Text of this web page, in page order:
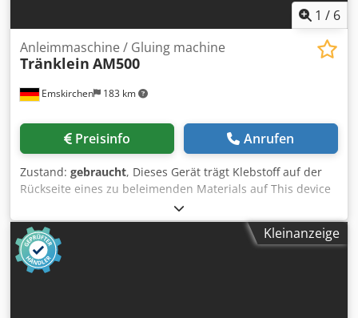
1 / 6
Emskirchen 183 km
Anleimmaschine / Gluing machine
Tränklein AM500
Preisinfo Anrufen
Zustand: gebraucht, Dieses Gerät trägt Klebstoff auf der
Rückseite eines zu beleimenden Materials auf This device
will carry adhesive on the back of a material to be glued
Chjdpfx Aoyq S Iyep Aoa Anleimmaschine / Gluing
Machine Tränklein AM500 Zweiwalzen-Anleimmaschine /
Two-roller Gluing Machine Serial-No. 2535 Arbeitsbreite /
Working width 500mm Arbeitsgeschwindigkeit / Working
Kleinanzeige